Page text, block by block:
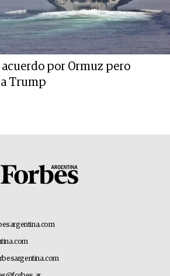
por Ormuz pero
Trump